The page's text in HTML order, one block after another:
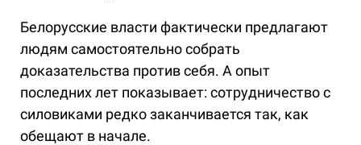
Белорусские власти фактически предлагают
людям самостоятельно собрать
доказательства против себя. А опыт
последних лет показывает: сотрудничество с
силовиками редко заканчивается так, как
обещают в начале.